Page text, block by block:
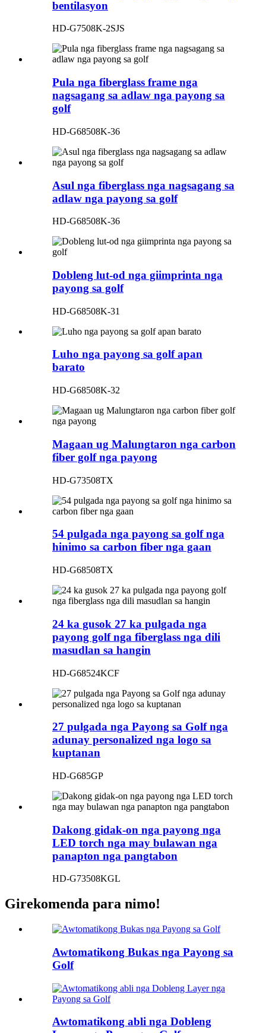
bentilasyon
HD-G7508K-2SJS
Pula nga fiberglass frame nga
nagsagang sa adlaw nga payong sa
golf
HD-G68508K-36
Asul nga fiberglass nga nagsagang sa
adlaw nga payong sa golf
HD-G68508K-36
Dobleng lut-od nga giimprinta nga
payong sa golf
HD-G68508K-31
Luho nga payong sa golf apan
barato
HD-G68508K-32
Magaan ug Malungtaron nga carbon
fiber golf nga payong
HD-G73508TX
54 pulgada nga payong sa golf nga
hinimo sa carbon fiber nga gaan
HD-G68508TX
24 ka gusok 27 ka pulgada nga
payong golf nga fiberglass nga dili
masudlan sa hangin
HD-G68524KCF
27 pulgada nga Payong sa Golf nga
adunay personalized nga logo sa
kuptanan
HD-G685GP
Dakong gidak-on nga payong nga
LED torch nga may bulawan nga
panapton nga pangtabon
HD-G73508KGL
Girekomenda para nimo!
Awtomatikong Bukas nga Payong sa
Golf
Awtomatikong abli nga Dobleng